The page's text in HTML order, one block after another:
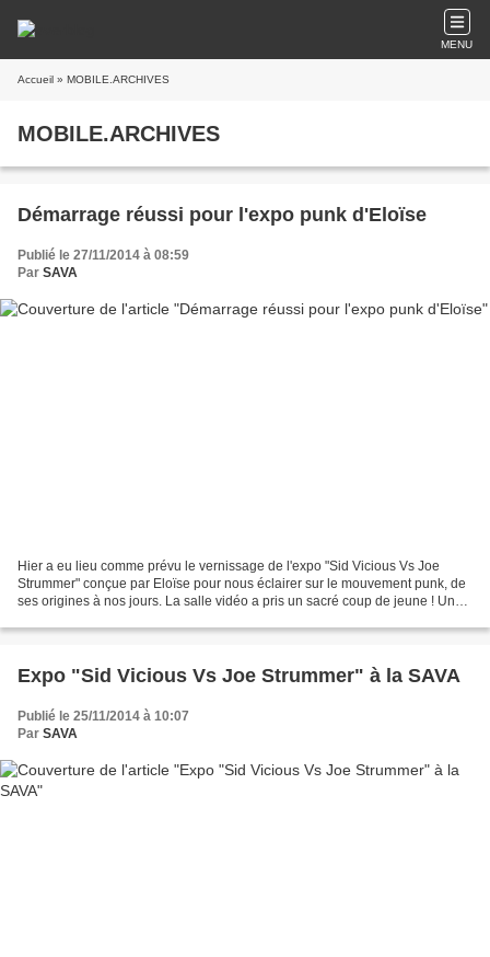
MENU
Accueil » MOBILE.ARCHIVES
MOBILE.ARCHIVES
Démarrage réussi pour l'expo punk d'Eloïse
Publié le 27/11/2014 à 08:59
Par SAVA
Hier a eu lieu comme prévu le vernissage de l'expo "Sid Vicious Vs Joe
Strummer" conçue par Eloïse pour nous éclairer sur le mouvement punk, de
ses origines à nos jours. La salle vidéo a pris un sacré coup de jeune ! Un
Expo "Sid Vicious Vs Joe Strummer" à la SAVA
Publié le 25/11/2014 à 10:07
Par SAVA